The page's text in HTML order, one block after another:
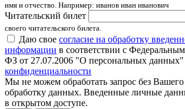
имя и отчество. Например: иванов иван иванович
Читательский билет
своего читательского билета.
Даю свое согласие на обработку
информации в соответствии с
ФЗ от 27.07.2006 "О персональных
конфиденциальности
Мы не можем обработать запрос без Вашего
обработку данных. Введенные личные
в открытом доступе.